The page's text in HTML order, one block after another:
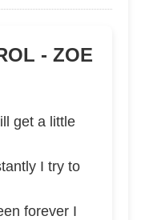
- ZOE
get a little
I try to
forever I